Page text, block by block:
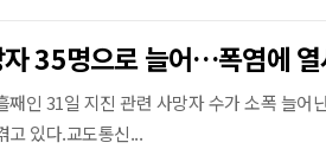
35명으로 늘어…폭염에
째인 31일 지진 관련 사망자 수가 소폭 늘어
고 있다.교도통신...